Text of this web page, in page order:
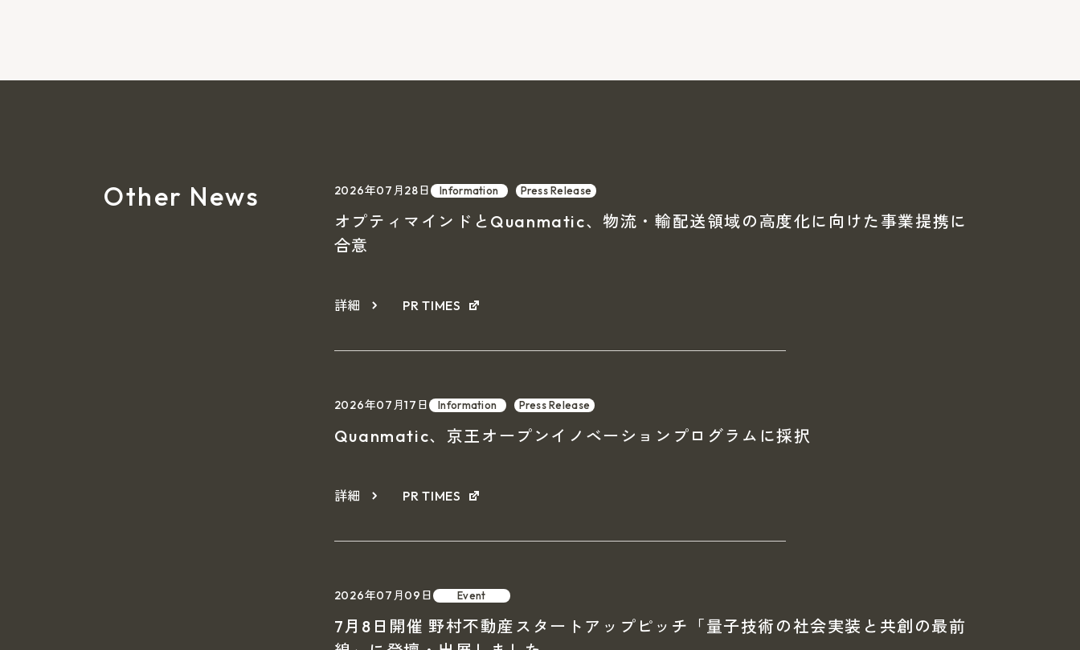
Other News 2026年07月28日 Information Press Release
オプティマインドとQuanmatic、物流・輸配送領域の高度化に向けた事業提携に
合意
詳細 PR TIMES
2026年07月17日 Information Press Release
Quanmatic、京王オープンイノベーションプログラムに採択
詳細 PR TIMES
2026年07月09日 Event
7月8日開催 野村不動産スタートアップピッチ「量子技術の社会実装と共創の最前